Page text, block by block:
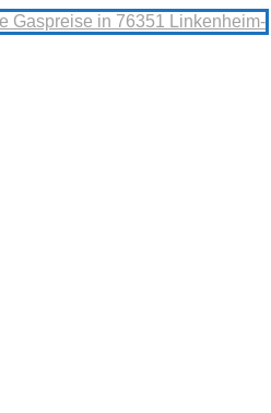
Gaspreise in 76351 Linkenheim-